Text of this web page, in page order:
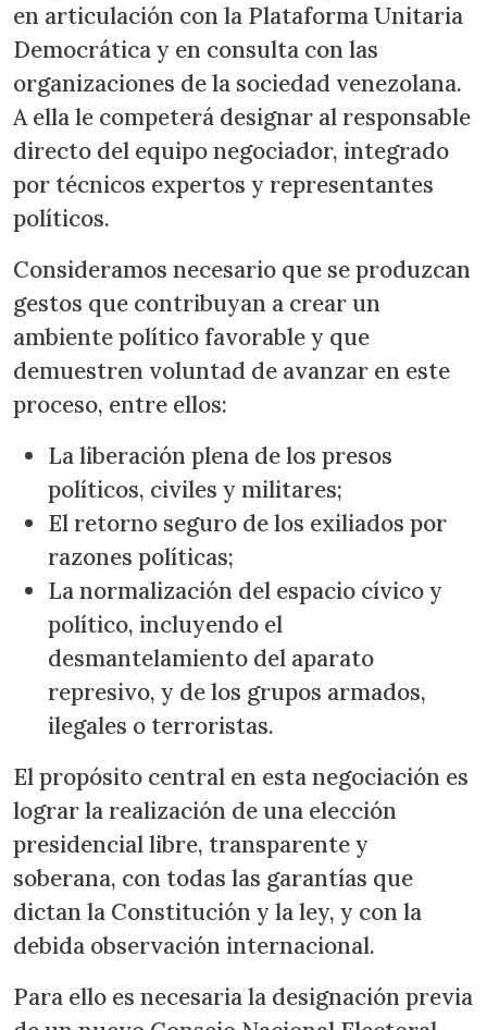
en articulación con la Plataforma Unitaria
Democrática y en consulta con las
organizaciones de la sociedad venezolana.
A ella le competerá designar al responsable
directo del equipo negociador, integrado
por técnicos expertos y representantes
políticos.
Consideramos necesario que se produzcan
gestos que contribuyan a crear un
ambiente político favorable y que
demuestren voluntad de avanzar en este
proceso, entre ellos:
La liberación plena de los presos
políticos, civiles y militares;
El retorno seguro de los exiliados por
razones políticas;
La normalización del espacio cívico y
político, incluyendo el
desmantelamiento del aparato
represivo, y de los grupos armados,
ilegales o terroristas.
El propósito central en esta negociación es
lograr la realización de una elección
presidencial libre, transparente y
soberana, con todas las garantías que
dictan la Constitución y la ley, y con la
debida observación internacional.
Para ello es necesaria la designación previa